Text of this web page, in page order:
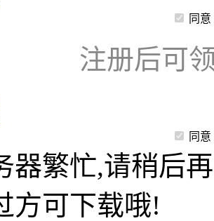
同意
注册后可
同意
器繁忙,请稍后
方可下载哦!